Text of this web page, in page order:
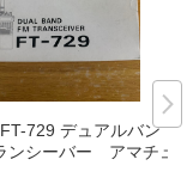
729 デュアルバン
ンシーバー アマチュ